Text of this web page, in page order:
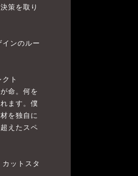
策を取り
ンのルー
ト
命。何を
ます。僕
を独自に
えたスペ
ットスタ